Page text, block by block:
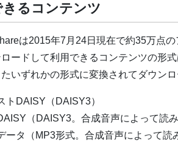
きるコンテンツ
は2015年7月24日現在で約35万点の
ードして利用できるコンテンツの形
いずれかの形式に変換されてダウン
トDAISY（DAISY3）
（DAISY3。合成音声によって読
ータ（MP3形式。合成音声によって読